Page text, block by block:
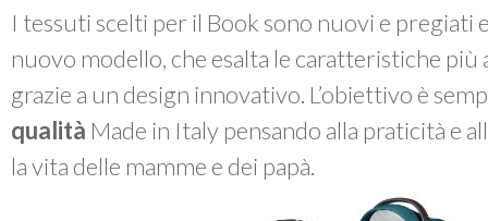
I tessuti scelti per il Book sono nuovi e pregiati
nuovo modello, che esalta le caratteristiche
grazie a un design innovativo. L’obiettivo è
qualità Made in Italy pensando alla praticità e
la vita delle mamme e dei papà.